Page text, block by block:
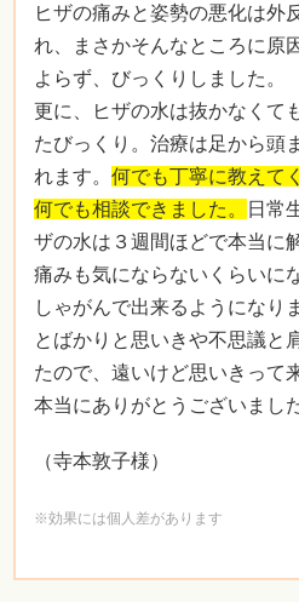
ヒザの痛みと姿勢の悪化は外
れ、まさかそんなところに原
よらず、びっくりしました。
更に、ヒザの水は抜かなくて
たびっくり。治療は足から頭
れます。 何でも丁寧に教えて
何でも相談できました。
日常
ザの水は３週間ほどで本当に
痛みも気にならないくらいに
しゃがんで出来るようになり
とばかりと思いきや不思議と
たので、遠いけど思いきって
本当にありがとうございました
（寺本敦子様）
※効果には個人差があります